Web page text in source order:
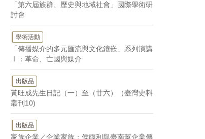
「第六屆族群、歷史與地域社會」國際學術研
討會
學術活動
「傳播媒介的多元匯流與文化鑲嵌」系列演講
Ⅰ：革命、亡國與媒介
出版品
黃旺成先生日記（一）至（廿六）（臺灣史料
叢刊10)
出版品
家族企業／企業家族：侯雨利與臺南幫企業傳